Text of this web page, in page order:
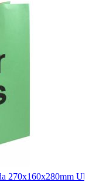
270x160x280mm